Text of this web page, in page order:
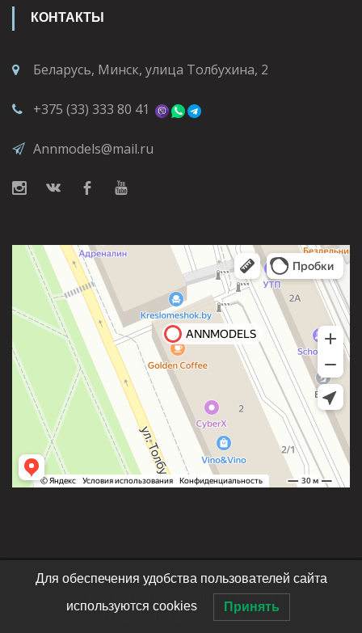
КОНТАКТЫ
Беларусь, Минск, улица Толбухина, 2
+375 (33) 333 80 41
Annmodels@mail.ru
Обработка персональных данных
Обработка файлов cookie
Для обеспечения удобства пользователей сайта
используются cookies Принять